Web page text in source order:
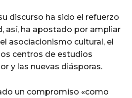
discurso ha sido el refuerzo
así, ha apostado por ampliar
asociacionismo cultural, el
centros de estudios
y las nuevas diásporas.
un compromiso «como